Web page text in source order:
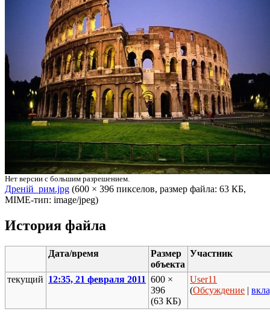
Нет версии с большим разрешением.
Дреній_рим.jpg ‎ (600 × 396 пикселов, размер файла: 63 КБ,
MIME-тип: image/jpeg)
История файла
Дата/время
Размер
объекта
Участник
текущий 12:35, 21 февраля 2011 600 ×
396
(63 КБ)
User11
(Обсуждение |